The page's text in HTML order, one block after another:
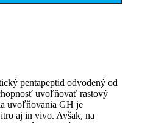
pentapeptid odvodený od
uvoľňovať rastový
uvoľňovania GH je
aj in vivo. Avšak, na